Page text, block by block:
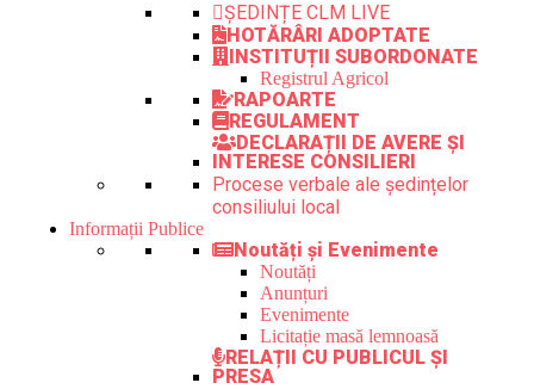
ȘEDINȚE CLM LIVE
HOTĂRÂRI ADOPTATE
INSTITUȚII SUBORDONATE
Registrul Agricol
RAPOARTE
REGULAMENT
DECLARAȚII DE AVERE ȘI
INTERESE CONSILIERI
Procese verbale ale ședințelor
consiliului local
Informații Publice
Noutăți și Evenimente
Noutăți
Anunțuri
Evenimente
Licitație masă lemnoasă
RELAȚII CU PUBLICUL ȘI
PRESA